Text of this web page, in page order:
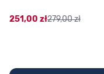
251,00 zł279,00 zł